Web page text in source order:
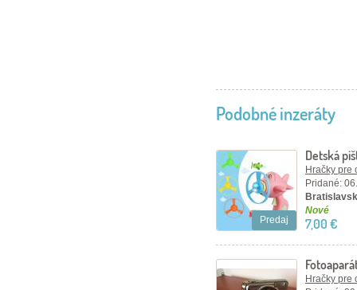
Podobné inzeráty
Predaj
Detská
Hračky pre
Pridané:
Nové
7,00 €
Hračky pre